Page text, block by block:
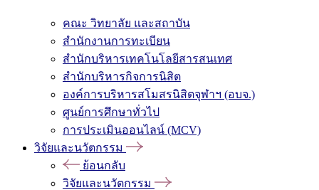
คณะ วิทยาลัย และสถาบัน
สำนักงานการทะเบียน
สำนักบริหารเทคโนโลยีสารสนเทศ
สำนักบริหารกิจการนิสิต
องค์การบริหารสโมสรนิสิตจุฬาฯ (อบจ.)
ศูนย์การศึกษาทั่วไป
การประเมินออนไลน์ (MCV)
วิจัยและนวัตกรรม
ย้อนกลับ
วิจัยและนวัตกรรม